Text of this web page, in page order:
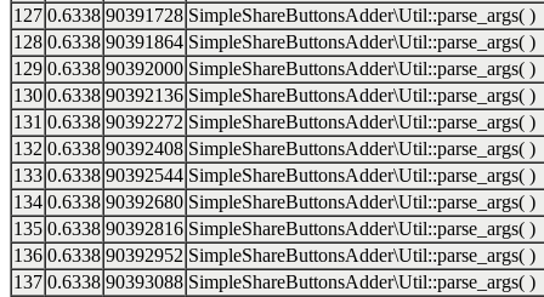
127 0.6338 90391728 SimpleShareButtonsAdder\Util::parse_args( )
128 0.6338 90391864 SimpleShareButtonsAdder\Util::parse_args( )
129 0.6338 90392000 SimpleShareButtonsAdder\Util::parse_args( )
130 0.6338 90392136 SimpleShareButtonsAdder\Util::parse_args( )
131 0.6338 90392272 SimpleShareButtonsAdder\Util::parse_args( )
132 0.6338 90392408 SimpleShareButtonsAdder\Util::parse_args( )
133 0.6338 90392544 SimpleShareButtonsAdder\Util::parse_args( )
134 0.6338 90392680 SimpleShareButtonsAdder\Util::parse_args( )
135 0.6338 90392816 SimpleShareButtonsAdder\Util::parse_args( )
136 0.6338 90392952 SimpleShareButtonsAdder\Util::parse_args( )
137 0.6338 90393088 SimpleShareButtonsAdder\Util::parse_args( )